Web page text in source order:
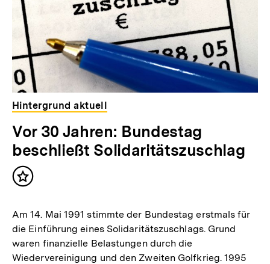
Hintergrund aktuell
Vor 30 Jahren: Bundestag
beschließt Solidaritätszuschlag
Inhalt
Am 14. Mai 1991 stimmte der Bundestag erstmals für
die Einführung eines Solidaritätszuschlags. Grund
waren finanzielle Belastungen durch die
Wiedervereinigung und den Zweiten Golfkrieg. 1995